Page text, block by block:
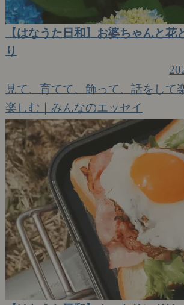
【はなうた日和】お婆ちゃんと花
り
見て、育てて、飾って、話をして
楽しむ｜みんなのエッセイ